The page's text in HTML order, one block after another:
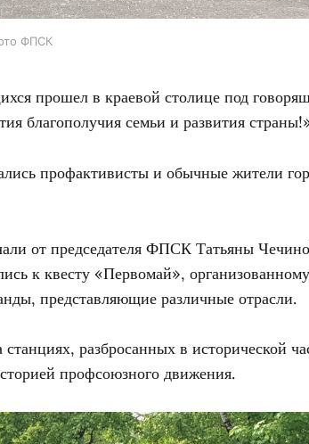
ФПСК
прошел в краевой столице под
благополучия семьи и развития
профактивисты и обычные жители
от председателя ФПСК Татьяны
к квесту «Первомай», организованному
представляющие различные отрасли.
разбросанных в исторической
профсоюзного движения.